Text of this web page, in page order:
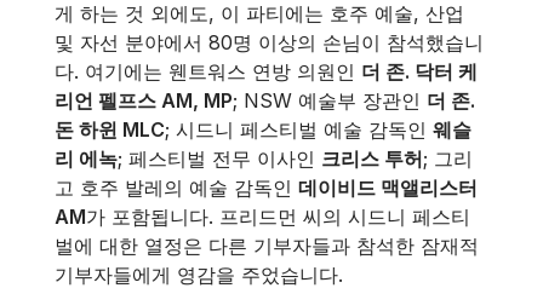
게 하는 것 외에도, 이 파티에는 호주 예술, 산업
및 자선 분야에서 80명 이상의 손님이 참석했습니
다. 여기에는 웬트워스 연방 의원인 더 존. 닥터 케
리언 펠프스 AM, MP; NSW 예술부 장관인 더 존.
돈 하윈 MLC; 시드니 페스티벌 예술 감독인 웨슬
리 에녹; 페스티벌 전무 이사인 크리스 투허; 그리
고 호주 발레의 예술 감독인 데이비드 맥앨리스터
AM가 포함됩니다. 프리드먼 씨의 시드니 페스티
벌에 대한 열정은 다른 기부자들과 참석한 잠재적
기부자들에게 영감을 주었습니다.